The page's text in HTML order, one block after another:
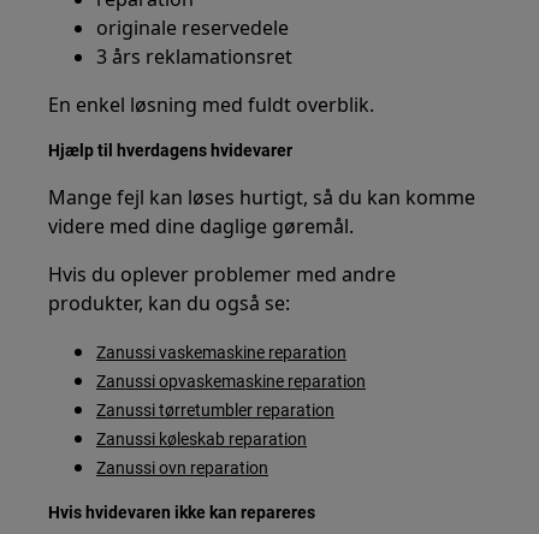
originale reservedele
3 års reklamationsret
En enkel løsning med fuldt overblik.
Hjælp til hverdagens hvidevarer
Mange fejl kan løses hurtigt, så du kan komme
videre med dine daglige gøremål.
Hvis du oplever problemer med andre
produkter, kan du også se:
Zanussi vaskemaskine reparation
Zanussi opvaskemaskine reparation
Zanussi tørretumbler reparation
Zanussi køleskab reparation
Zanussi ovn reparation
Hvis hvidevaren ikke kan repareres